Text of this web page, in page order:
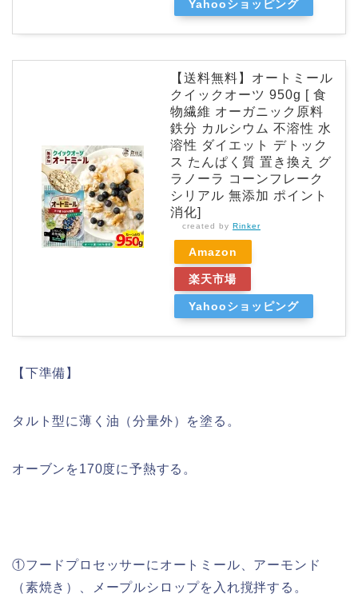
Yahooショッピング
【送料無料】オートミール
クイックオーツ 950g [ 食
物繊維 オーガニック原料
鉄分 カルシウム 不溶性 水
溶性 ダイエット デトック
ス たんぱく質 置き換え グ
ラノーラ コーンフレーク
シリアル 無添加 ポイント
消化]
created by Rinker
Amazon
楽天市場
Yahooショッピング
【下準備】
タルト型に薄く油（分量外）を塗る。
オーブンを170度に予熱する。
①フードプロセッサーにオートミール、アーモンド
（素焼き）、メープルシロップを入れ撹拌する。